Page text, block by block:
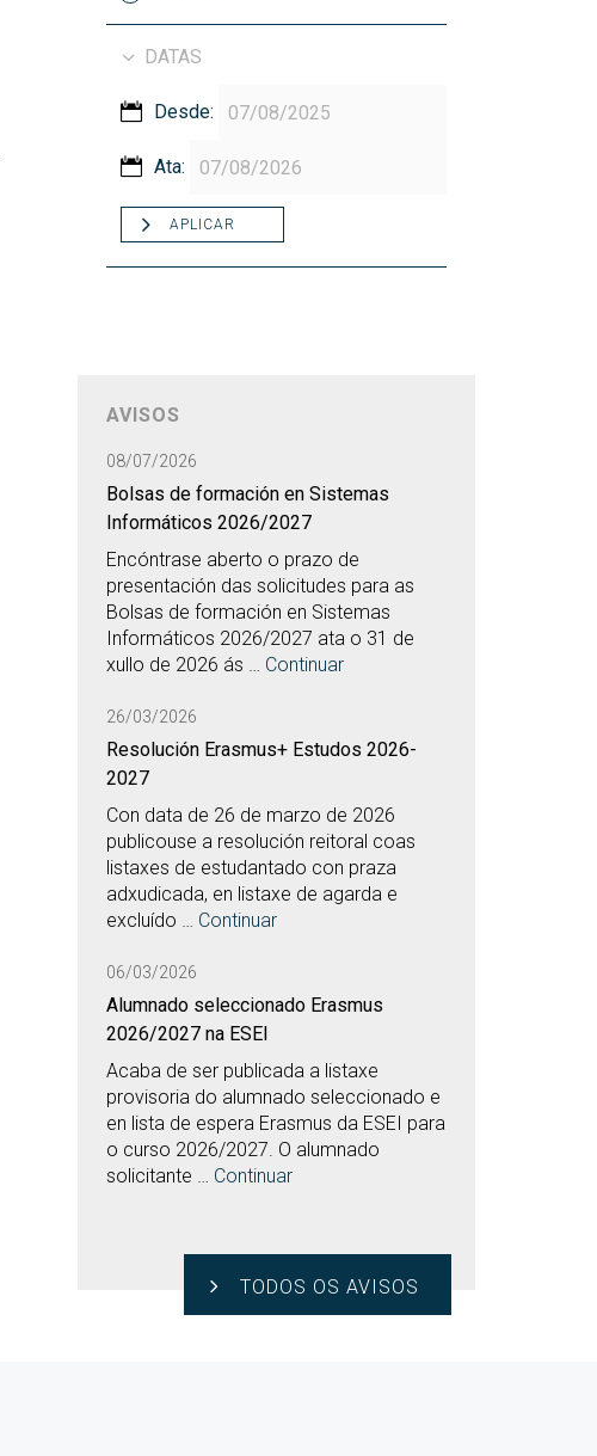
DATAS
Desde:
Ata:
APLICAR
AVISOS
08/07/2026
Bolsas de formación en Sistemas
Informáticos 2026/2027
Encóntrase aberto o prazo de
presentación das solicitudes para as
Bolsas de formación en Sistemas
Informáticos 2026/2027 ata o 31 de
xullo de 2026 ás … Continuar
26/03/2026
Resolución Erasmus+ Estudos 2026-
2027
Con data de 26 de marzo de 2026
publicouse a resolución reitoral coas
listaxes de estudantado con praza
adxudicada, en listaxe de agarda e
excluído … Continuar
06/03/2026
Alumnado seleccionado Erasmus
2026/2027 na ESEI
Acaba de ser publicada a listaxe
provisoria do alumnado seleccionado e
en lista de espera Erasmus da ESEI para
o curso 2026/2027. O alumnado
solicitante … Continuar
TODOS OS AVISOS